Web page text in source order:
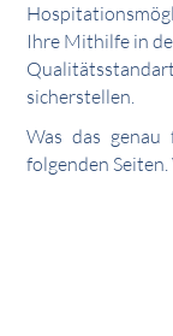
Ihre Mithilfe in
sicherstellen.
Was das
folgenden Seiten.